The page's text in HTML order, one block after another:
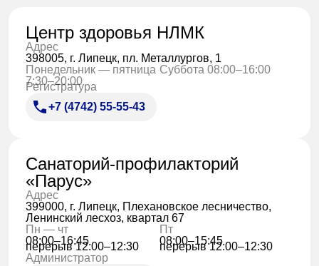
Версия для слабовидящих
Центр здоровья НЛМК
Адрес
398005, г. Липецк, пл. Металлургов, 1
Понедельник — пятница
7:30–20:00
Суббота 08:00–16:00
Регистратура
+7 (4742) 55-55-43
Санаторий-профилакторий
«Парус»
Адрес
399000, г. Липецк, Плехановское лесничество,
Ленинский лесхоз, квартал 67
Пн — чт
08:00–16:45
перерыв 12:00–12:30
Пт
08:00–15:45
перерыв 12:00–12:30
Администратор